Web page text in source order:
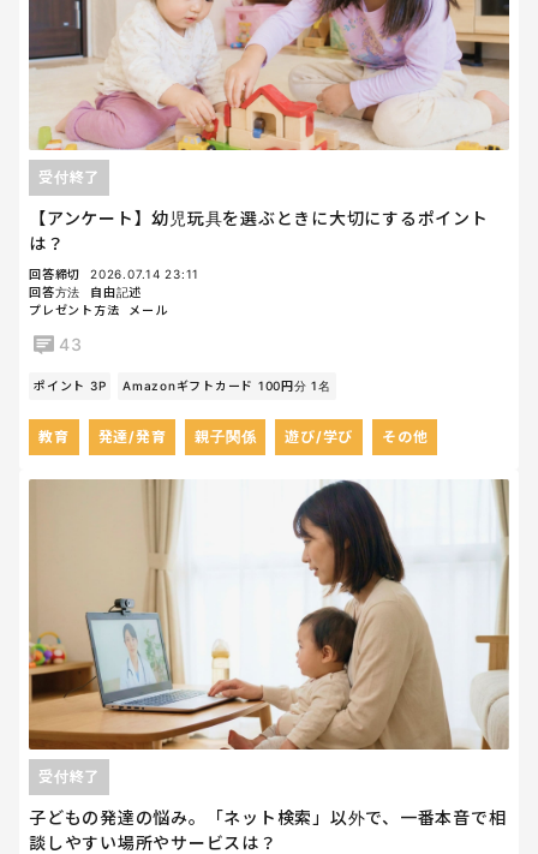
【アンケート】幼児玩具を選ぶときに大切にするポイント
は？
受付終了
回答締切
2026.07.14 23:11
回答方法
自由記述
プレゼント方法
メール
43
ポイント 3P Amazonギフトカード 100円分 1名
教育 発達/発育 親子関係 遊び/学び その他
子どもの発達の悩み。「ネット検索」以外で、一番本音で相
談しやすい場所やサービスは？
受付終了